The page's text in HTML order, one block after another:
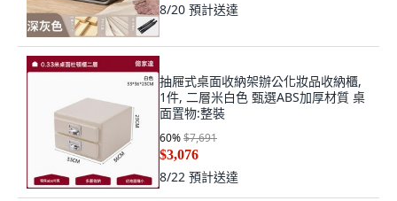
8/20 預計送達
抽屜式桌面收納架辦公化妝品收納櫃,
1件, 二層米白色 甄選ABS加厚材質 桌
面置物:整裝
60%$7,691
$3,076
8/22 預計送達